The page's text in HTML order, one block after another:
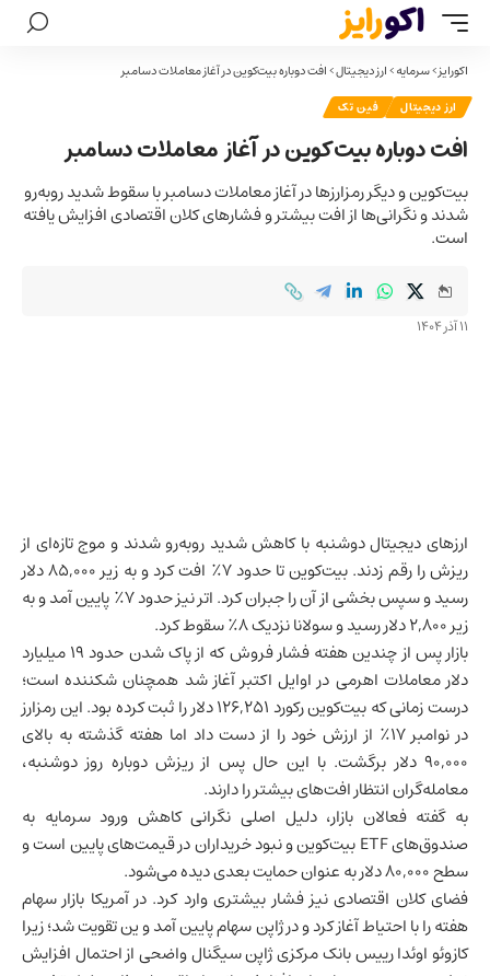
اکورایز>سرمایه>ارز دیجیتال>افت دوباره بیت‌کوین در آغاز معاملات دسامبر
ارز دیجیتال فین تک
افت دوباره بیت‌کوین در آغاز معاملات دسامبر
بیت‌کوین و دیگر رمزارزها در آغاز معاملات دسامبر با سقوط شدید روبه‌رو
شدند و نگرانی‌ها از افت بیشتر و فشارهای کلان اقتصادی افزایش یافته
است.
11 آذر 1404
ارزهای دیجیتال دوشنبه با کاهش شدید روبه‌رو شدند و موج تازه‌ای از
ریزش را رقم زدند. بیت‌کوین تا حدود ۷٪ افت کرد و به زیر ۸۵,۰۰۰ دلار
رسید و سپس بخشی از آن را جبران کرد. اتر نیز حدود ۷٪ پایین آمد و به
زیر ۲,۸۰۰ دلار رسید و سولانا نزدیک ۸٪ سقوط کرد.
بازار پس از چندین هفته فشار فروش که از پاک شدن حدود ۱۹ میلیارد
دلار معاملات اهرمی در اوایل اکتبر آغاز شد همچنان شکننده است؛
درست زمانی که بیت‌کوین رکورد ۱۲۶,۲۵۱ دلار را ثبت کرده بود. این رمزارز
در نوامبر ۱۷٪ از ارزش خود را از دست داد اما هفته گذشته به بالای
۹۰,۰۰۰ دلار برگشت. با این حال پس از ریزش دوباره روز دوشنبه،
معامله‌گران انتظار افت‌های بیشتر را دارند.
به گفته فعالان بازار، دلیل اصلی نگرانی کاهش ورود سرمایه به
صندوق‌های ETF بیت‌کوین و نبود خریداران در قیمت‌های پایین است و
سطح ۸۰,۰۰۰ دلار به عنوان حمایت بعدی دیده می‌شود.
فضای کلان اقتصادی نیز فشار بیشتری وارد کرد. در آمریکا بازار سهام
هفته را با احتیاط آغاز کرد و درژاپنسهام پایین آمد و ین تقویت شد؛ زیرا
کازوئو اوئدا رییس بانک مرکزی ژاپن سیگنال واضحی از احتمال افزایش